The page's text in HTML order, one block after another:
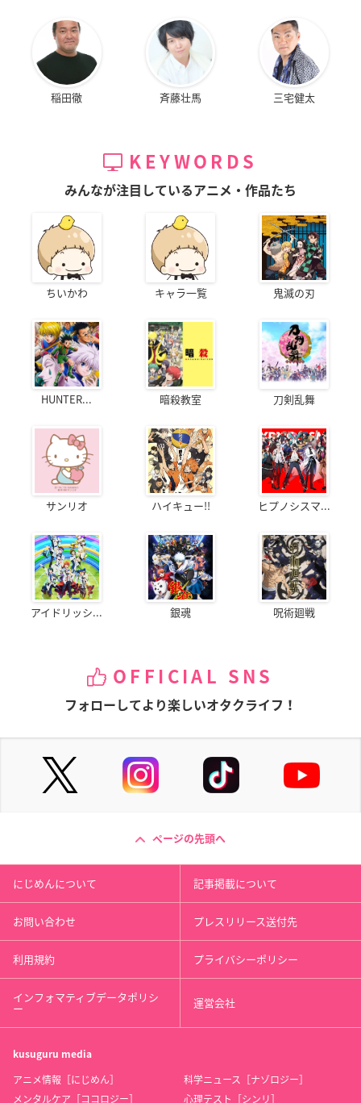
稲田徹 斉藤壮馬 三宅健太
KEYWORDS
みんなが注目しているアニメ・作品たち
ちいかわ キャラ一覧 鬼滅の刃
HUNTER... 暗殺教室 刀剣乱舞
サンリオ ハイキュー!! ヒプノシスマ...
アイドリッシ... 銀魂 呪術廻戦
OFFICIAL SNS
フォローしてより楽しいオタクライフ！
ページの先頭へ
にじめんについて 記事掲載について
お問い合わせ プレスリリース送付先
利用規約 プライバシーポリシー
インフォマティブデータポリシ
ー 運営会社
kusuguru media
アニメ情報［にじめん］
科学ニュース［ナゾロジー］
メンタルケア［ココロジー］
心理テスト［シンリ］